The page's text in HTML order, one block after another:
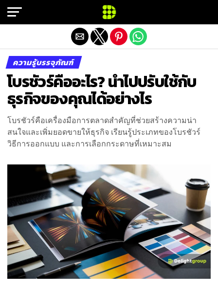
ความรู้บรรจุภัณฑ์
โบรชัวร์คืออะไร? นำไปปรับใช้กับ
ธุรกิจของคุณได้อย่างไร
โบรชัวร์คือเครื่องมือการตลาดสำคัญที่ช่วยสร้างความน่า
สนใจและเพิ่มยอดขายให้ธุรกิจ เรียนรู้ประเภทของโบรชัวร์
วิธีการออกแบบ และการเลือกกระดาษที่เหมาะสม
Exit mobile version